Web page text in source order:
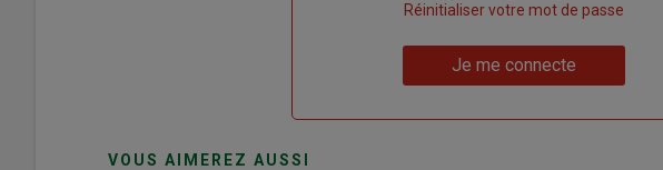
compte"
Réinitialiser votre mot de passe
Je me connecte
VOUS AIMEREZ AUSSI